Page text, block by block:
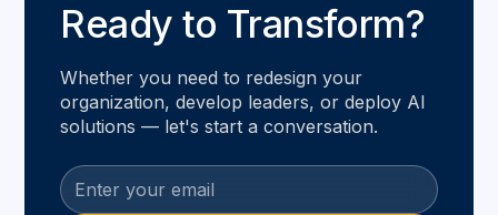
Ready to Transform?
Whether you need to redesign your
organization, develop leaders, or deploy AI
solutions — let's start a conversation.